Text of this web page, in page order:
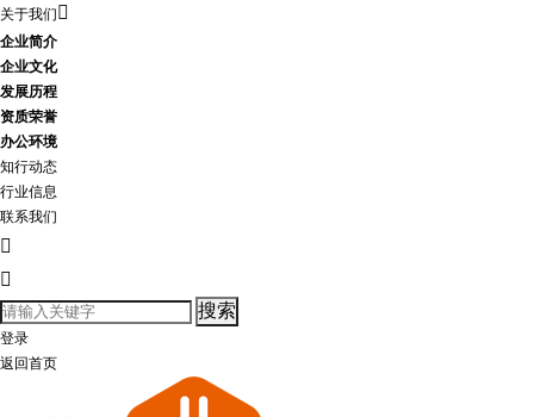
关于我们 
企业简介
企业文化
发展历程
资质荣誉
办公环境
知行动态
行业信息
联系我们


登录
返回首页